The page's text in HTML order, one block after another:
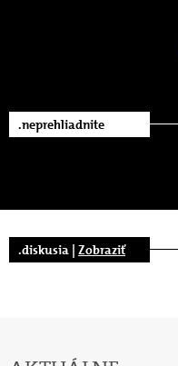
.neprehliadnite
.diskusia | Zobraziť